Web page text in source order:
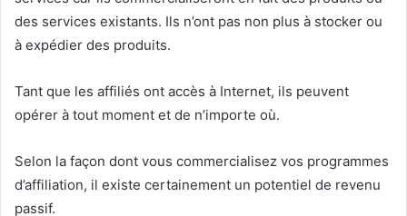
des services existants. Ils n’ont pas non plus à stocker ou
à expédier des produits.
Tant que les affiliés ont accès à Internet, ils peuvent
opérer à tout moment et de n’importe où.
Selon la façon dont vous commercialisez vos programmes
d’affiliation, il existe certainement un potentiel de revenu
passif.